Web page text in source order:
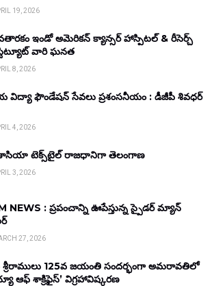
19, 2026
ఇండో అమెరికన్ క్యాన్సర్ హాస్పిటల్ & రీసెర్చ్
వారి ఘనత
8, 2026
విద్యా ఫౌండేషన్ సేవలు ప్రశంసనీయం : డీజీపీ శివధర్
4, 2026
టెక్స్‌టైల్ రాజధానిగా తెలంగాణ
3, 2026
NEWS : ప్రపంచాన్ని ఊపేస్తున్న స్పైడర్ మ్యాన్
27, 2026
శ్రీరాములు 125వ జయంతి సందర్భంగా అమరావతిలో
ఆఫ్ శాక్రిఫైస్’ విగ్రహావిష్కరణ